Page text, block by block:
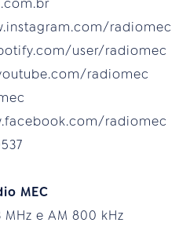
radiomec
user/radiomec
radiomec
radiomec
MEC
e AM 800 kHz